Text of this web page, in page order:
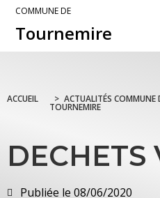
COMMUNE DE
Tournemire
ACCUEIL > ACTUALITÉS COMMUNE
TOURNEMIRE
DECHETS
Publiée le 08/06/2020